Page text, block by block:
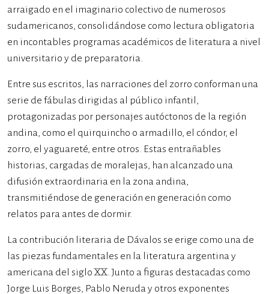
arraigado en el imaginario colectivo de numerosos
sudamericanos, consolidándose como lectura obligatoria
en incontables programas académicos de literatura a nivel
universitario y de preparatoria.
Entre sus escritos, las narraciones del zorro conforman una
serie de fábulas dirigidas al público infantil,
protagonizadas por personajes autóctonos de la región
andina, como el quirquincho o armadillo, el cóndor, el
zorro, el yaguareté, entre otros. Estas entrañables
historias, cargadas de moralejas, han alcanzado una
difusión extraordinaria en la zona andina,
transmitiéndose de generación en generación como
relatos para antes de dormir.
La contribución literaria de Dávalos se erige como una de
las piezas fundamentales en la literatura argentina y
americana del siglo XX. Junto a figuras destacadas como
Jorge Luis Borges, Pablo Neruda y otros exponentes